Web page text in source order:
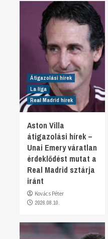
Átigazolási hírek
La liga
Real Madrid hírek
Aston Villa
átigazolási hírek –
Unai Emery váratlan
érdeklődést mutat a
Real Madrid sztárja
iránt
Kovács Péter
2026.08.10.